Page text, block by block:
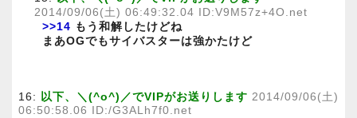
2014/09/06(土) 06:49:32.04 ID:V9M57z+4O.net
>>14 もう和解したけどね
まあOGでもサイバスターは強かたけど
16: 以下、＼(^o^)／でVIPがお送りします 2014/09/06(土)
06:50:58.06 ID:/G3ALh7f0.net